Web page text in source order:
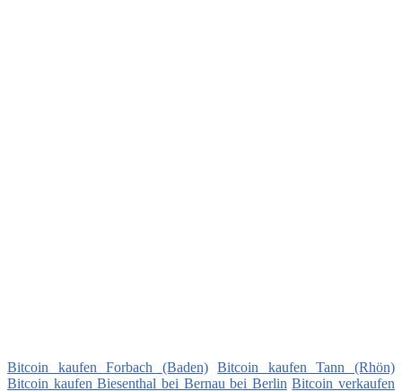
Bitcoin kaufen Forbach (Baden)
Bitcoin kaufen Tann (Rhön)
Bitcoin kaufen Biesenthal bei Bernau bei Berlin Bitcoin verkaufen